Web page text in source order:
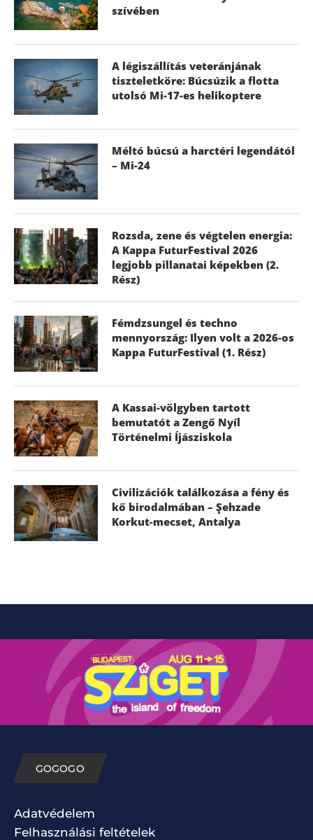
szívében
A légiszállítás veteránjának
tiszteletköre: Búcsúzik a flotta
utolsó Mi-17-es helikoptere
Méltó búcsú a harctéri legendától
– Mi-24
Rozsda, zene és végtelen energia:
A Kappa FuturFestival 2026
legjobb pillanatai képekben (2.
Rész)
Fémdzsungel és techno
mennyország: Ilyen volt a 2026-os
Kappa FuturFestival (1. Rész)
A Kassai-völgyben tartott
bemutatót a Zengő Nyíl
Történelmi Íjásziskola
Civilizációk találkozása a fény és
kő birodalmában – Şehzade
Korkut-mecset, Antalya
GOGOGO
Adatvédelem
Felhasználási feltételek